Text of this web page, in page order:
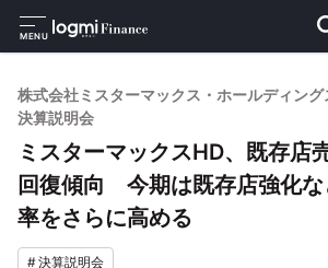
MENU
株式会社ミスターマックス・ホールディン
決算説明会
ミスターマックスHD、既存店
回復傾向 今期は既存店強化な
率をさらに高める
#決算説明会